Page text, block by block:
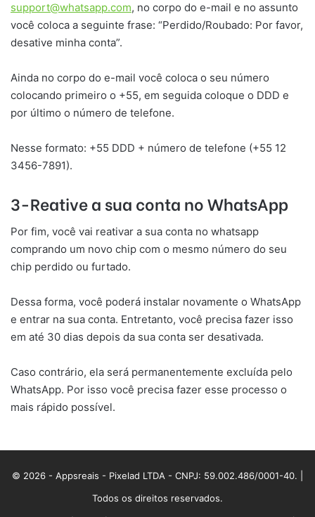
support@whatsapp.com, no corpo do e-mail e no assunto
você coloca a seguinte frase: “Perdido/Roubado: Por favor,
desative minha conta”.
Ainda no corpo do e-mail você coloca o seu número
colocando primeiro o +55, em seguida coloque o DDD e
por último o número de telefone.
Nesse formato: +55 DDD + número de telefone (+55 12
3456-7891).
3-Reative a sua conta no WhatsApp
Por fim, você vai reativar a sua conta no whatsapp
comprando um novo chip com o mesmo número do seu
chip perdido ou furtado.
Dessa forma, você poderá instalar novamente o WhatsApp
e entrar na sua conta. Entretanto, você precisa fazer isso
em até 30 dias depois da sua conta ser desativada.
Caso contrário, ela será permanentemente excluída pelo
WhatsApp. Por isso você precisa fazer esse processo o
mais rápido possível.
© 2026 - Appsreais - Pixelad LTDA - CNPJ: 59.002.486/0001-40. |
Todos os direitos reservados.